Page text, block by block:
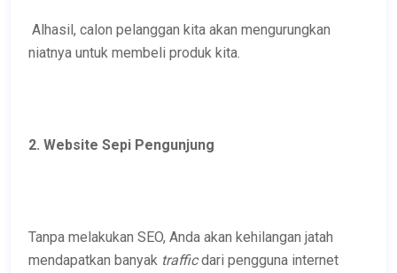
Alhasil, calon pelanggan kita akan mengurungkan
niatnya untuk membeli produk kita.
2. Website Sepi Pengunjung
Tanpa melakukan SEO, Anda akan kehilangan jatah
mendapatkan banyak trafficdari pengguna internet